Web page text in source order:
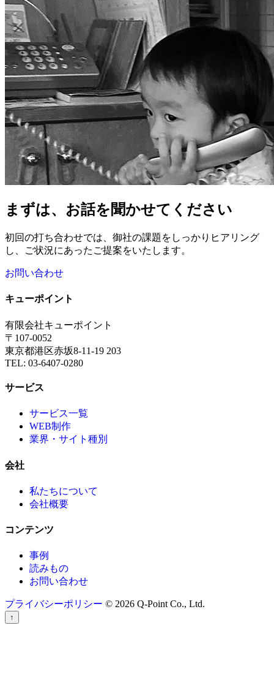
まずは、お話を聞かせてください
初回の打ち合わせでは、御社の課題をしっかりヒアリング
し、ご状況にあったご提案をいたします。
お問い合わせ
キューポイント
有限会社キューポイント
〒107-0052
東京都港区赤坂8-11-19 203
TEL: 03-6407-0280
サービス
サービス一覧
WEB制作
業界・サイト種別
会社
私たちについて
会社概要
コンテンツ
事例
読みもの
お問い合わせ
プライバシーポリシー © 2026 Q-Point Co., Ltd.
↑